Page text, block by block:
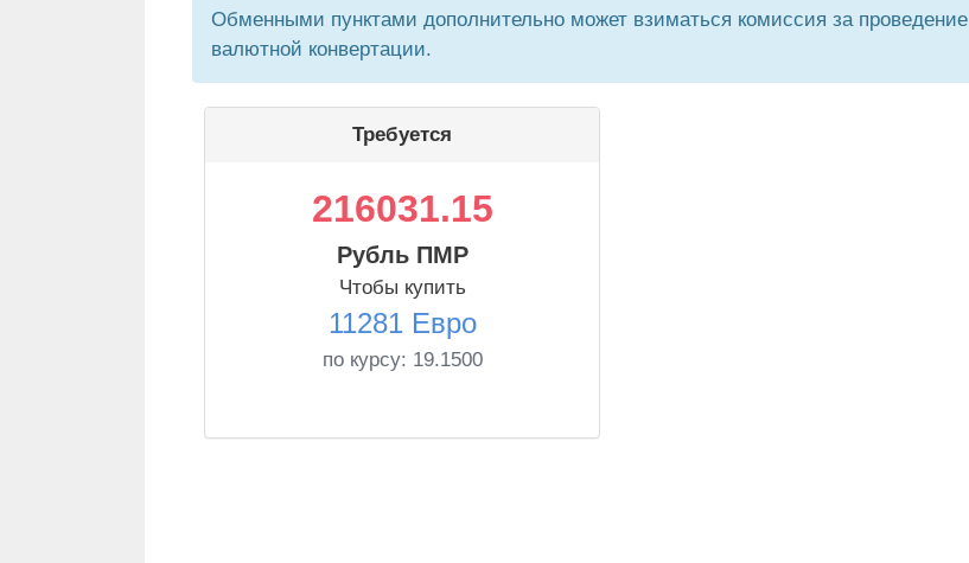
Обменными пунктами дополнительно может взиматься комиссия за проведение
валютной конвертации.
Требуется
216031.15
Рубль ПМР
Чтобы купить
11281 Евро
по курсу: 19.1500